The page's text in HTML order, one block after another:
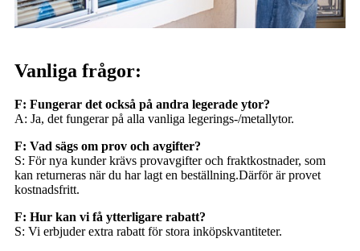
Vanliga frågor:
F: Fungerar det också på andra legerade ytor?
A: Ja, det fungerar på alla vanliga legerings-/metallytor.
F: Vad sägs om prov och avgifter?
S: För nya kunder krävs provavgifter och fraktkostnader, som
kan returneras när du har lagt en beställning.Därför är provet
kostnadsfritt.
F: Hur kan vi få ytterligare rabatt?
S: Vi erbjuder extra rabatt för stora inköpskvantiteter.